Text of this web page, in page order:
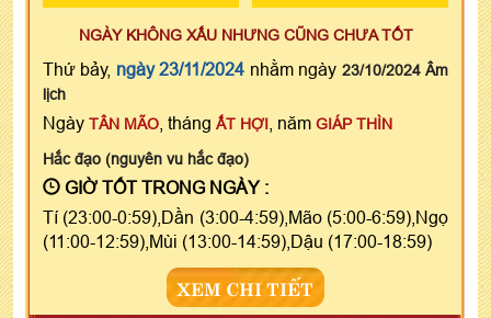
NGÀY KHÔNG XẤU NHƯNG CŨNG CHƯA TỐT
Thứ bảy, ngày 23/11/2024 nhằm ngày 23/10/2024 Âm
lịch
Ngày TÂN MÃO , tháng ẤT HỢI , năm GIÁP THÌN
Hắc đạo (nguyên vu hắc đạo)
GIỜ TỐT TRONG NGÀY :
Tí (23:00-0:59),Dần (3:00-4:59),Mão (5:00-6:59),Ngọ
(11:00-12:59),Mùi (13:00-14:59),Dậu (17:00-18:59)
XEM CHI TIẾT